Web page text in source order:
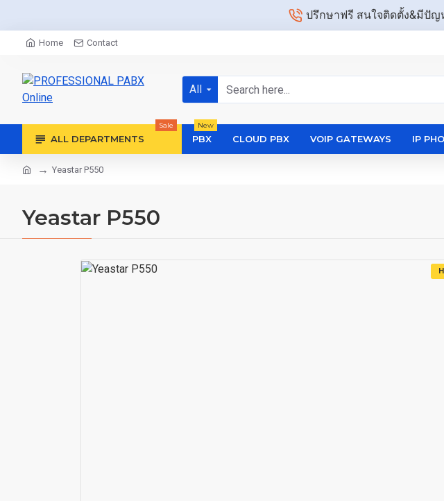
ปรึกษาฟรี สนใจติดตั้ง&มีปัญ
Home Contact
All
ALL DEPARTMENTS
Sale
PBX
New
CLOUD PBX VOIP GATEWAYS IP
Yeastar P550
Yeastar P550